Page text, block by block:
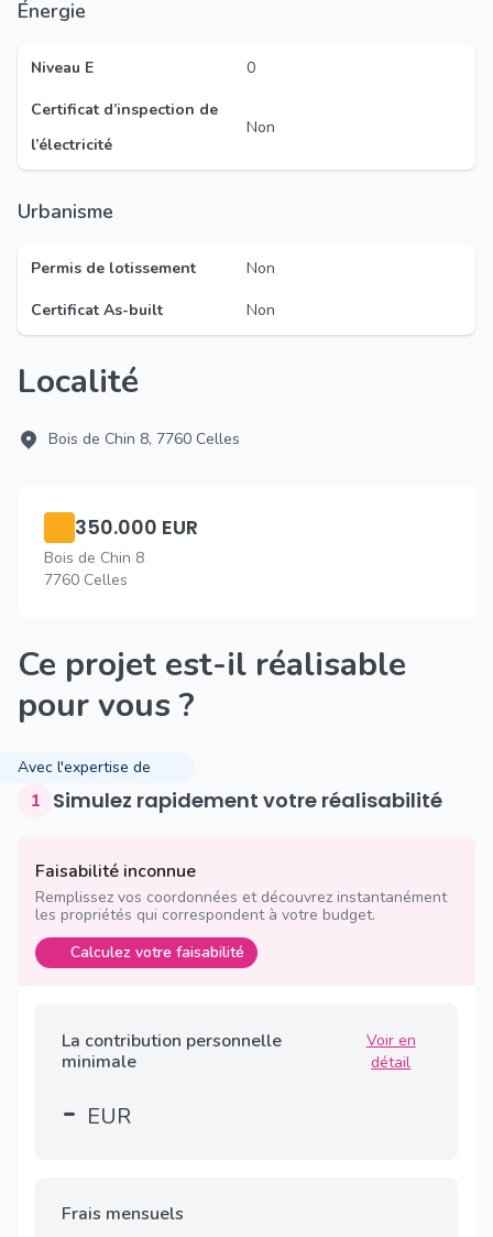
Énergie
Niveau E
0
Certificat d’inspection de
l’électricité
Non
Urbanisme
Permis de lotissement
Non
Certificat As-built
Non
Localité
Bois de Chin 8, 7760 Celles
350.000 EUR
Bois de Chin 8
7760 Celles
Ce projet est-il réalisable
pour vous ?
Avec l'expertise de
1 Simulez rapidement votre réalisabilité
Faisabilité inconnue
Remplissez vos coordonnées et découvrez instantanément
les propriétés qui correspondent à votre budget.
Calculez votre faisabilité
La contribution personnelle
minimale
Voir en
détail
- EUR
Frais mensuels